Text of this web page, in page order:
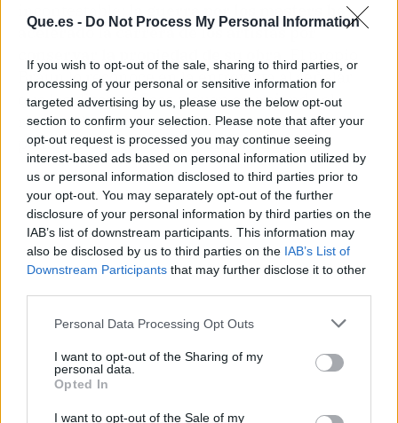
Que.es - Do Not Process My Personal Information
If you wish to opt-out of the sale, sharing to third parties, or
processing of your personal or sensitive information for
targeted advertising by us, please use the below opt-out
section to confirm your selection. Please note that after your
opt-out request is processed you may continue seeing
interest-based ads based on personal information utilized by
us or personal information disclosed to third parties prior to
your opt-out. You may separately opt-out of the further
disclosure of your personal information by third parties on the
IAB’s list of downstream participants. This information may
also be disclosed by us to third parties on the IAB’s List of
Downstream Participants that may further disclose it to other
Personal Data Processing Opt Outs
I want to opt-out of the Sharing of my
personal data.
Opted In
I want to opt-out of the Sale of my
acelerado la carrera de los artistas por
Braun lo reconoce en la entrevista al señalar
que las discográficas siguen asumiendo el
riesgo y los músicos se plantean si merece la
pena vender su trabajo para siempre.